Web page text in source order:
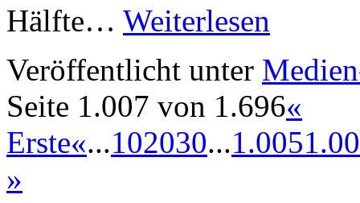
Hälfte… Weiterlesen
Veröffentlicht unter
Seite 1.007 von 1.696«
Erste«...102030...1.005
»